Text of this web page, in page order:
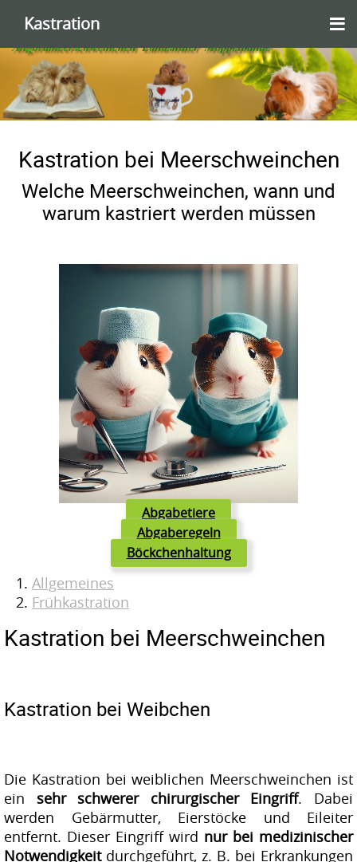
Kastration bei Meerschweinchen
Welche Meerschweinchen, wann und
warum kastriert werden müssen
Abgabetiere
Abgaberegeln
Böckchenhaltung
Allgemeines
Frühkastration
Kastration bei Meerschweinchen
Kastration bei Weibchen
Die Kastration bei weiblichen Meerschweinchen ist
ein sehr schwerer chirurgischer Eingriff. Dabei
werden Gebärmutter, Eierstöcke und Eileiter
entfernt. Dieser Eingriff wird nur bei medizinischer
Notwendigkeitdurchgeführt, z. B. bei Erkrankungen
Kastration ≡